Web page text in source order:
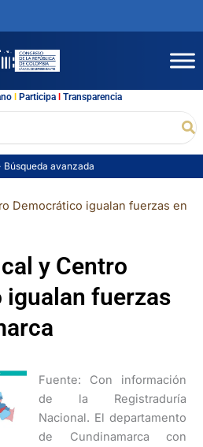
l Participal Transparencia
Búsqueda avanzada
Democrático igualan fuerzas en
y Centro
igualan fuerzas
Fuente: Con información
de la Registraduría
Nacional. El departamento
de Cundinamarca con